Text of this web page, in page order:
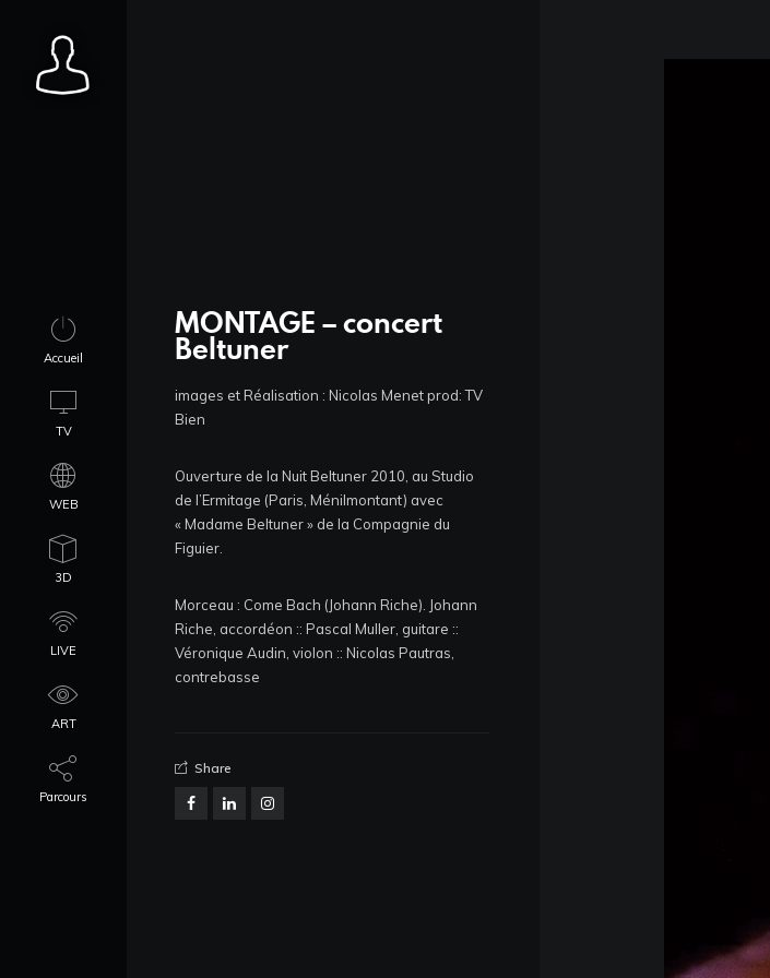
Accueil
TV
WEB
3D
LIVE
ART
Parcours
MONTAGE – concert
Beltuner
images et Réalisation : Nicolas Menet prod: TV
Bien
Ouverture de la Nuit Beltuner 2010, au Studio
de l’Ermitage (Paris, Ménilmontant) avec
« Madame Beltuner » de la Compagnie du
Figuier.
Morceau : Come Bach (Johann Riche). Johann
Riche, accordéon :: Pascal Muller, guitare ::
Véronique Audin, violon :: Nicolas Pautras,
contrebasse
Share